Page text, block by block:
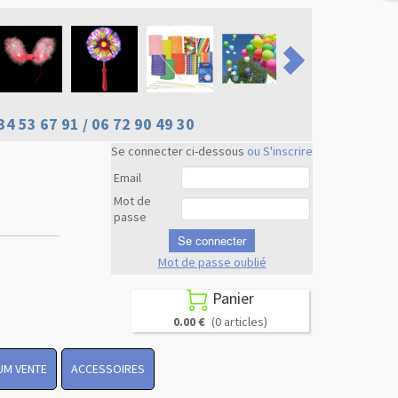
53 67 91 / 06 72 90 49 30
Se connecter ci-dessous ou S'inscrire
Email
Mot de
passe
Se connecter
Mot de passe oublié
 Panier
0.00 € (0 articles)
VENTE ACCESSOIRES